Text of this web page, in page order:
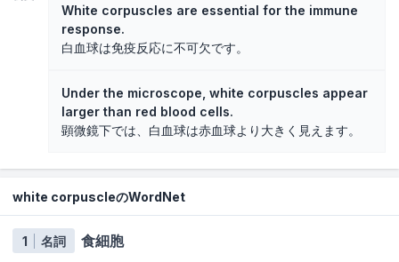
White corpuscles are essential for the immune
response.
白血球は免疫反応に不可欠です。
Under the microscope, white corpuscles appear
larger than red blood cells.
顕微鏡下では、白血球は赤血球より大きく見えます。
white corpuscleのWordNet
1 名詞 食細胞